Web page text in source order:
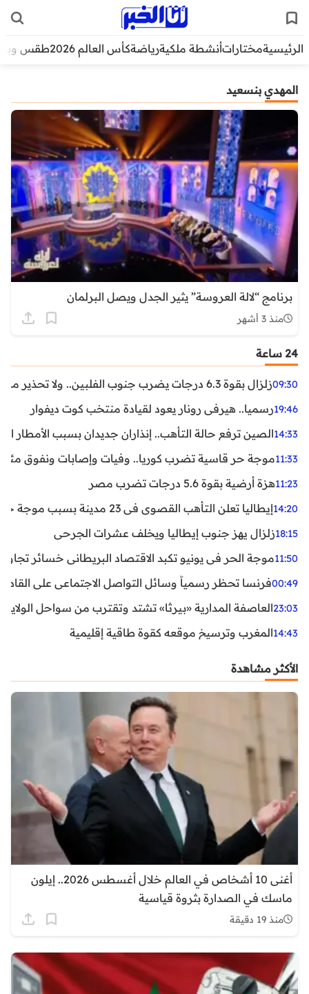
الرئيسيةمختاراتأنشطة ملكيةرياضةكأس العالم 2026 طقس
المهدي بنسعيد
برنامج “لالة العروسة” يثير الجدل ويصل البرلمان
منذ 3 أشهر
24 ساعة
09:30زلزال بقوة 6.3 درجات يضرب جنوب الفلبين.. ولا تحذير من تسونامي حتى الآن
19:46رسميا.. هيرفي رونار يعود لقيادة منتخب كوت ديفوار
14:33الصين ترفع حالة التأهب.. إنذاران جديدان بسبب الأمطار
11:33موجة حر قاسية تضرب كوريا.. وفيات وإصابات ونفوق مئات
11:23هزة أرضية بقوة 5.6 درجات تضرب مصر
14:20إيطاليا تعلن التأهب القصوى في 23 مدينة بسبب موجة حر شديدة
18:15زلزال يهز جنوب إيطاليا ويخلف عشرات الجرحى
11:50موجة الحر في يونيو تكبد الاقتصاد البريطاني خسائر تجاوزت 1.5 مليار
00:49فرنسا تحظر رسمياً وسائل التواصل الاجتماعي على القاصرين
23:03العاصفة المدارية «بيرثا» تشتد وتقترب من سواحل
14:43المغرب وترسيخ موقعه كقوة طاقية إقليمية
الأكثر مشاهدة
أغنى 10 أشخاص في العالم خلال أغسطس 2026.. إيلون
ماسك في الصدارة بثروة قياسية
منذ 19 دقيقة